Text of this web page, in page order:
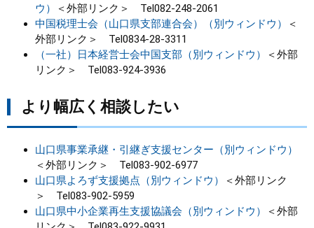
ウ）
＜外部リンク＞
Tel082-248-2061
中国税理士会（山口県支部連合会）（別ウィンドウ）
＜
外部リンク＞
Tel0834-28-3311
（一社）日本経営士会中国支部（別ウィンドウ）
＜外部
リンク＞
Tel083-924-3936
より幅広く相談したい
山口県事業承継・引継ぎ支援センター（別ウィンドウ）
＜外部リンク＞
Tel083-902-6977
山口県よろず支援拠点（別ウィンドウ）
＜外部リンク
＞
Tel083-902-5959
山口県中小企業再生支援協議会（別ウィンドウ）
＜外部